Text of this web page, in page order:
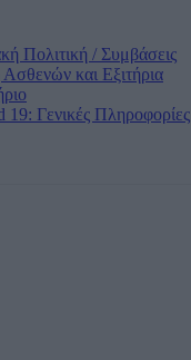
Πολιτική / Συμβάσεις
και Εξιτήρια
19: Γενικές Πληροφορίες